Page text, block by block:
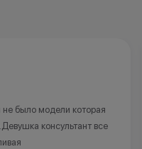
было модели которая
консультант все